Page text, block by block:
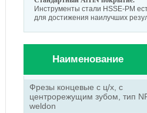
Инструменты стали HSSE-PM
для достижения наилучших
Наименование
Фрезы концевые с ц/х, с
центрорежущим зубом, тип
weldon